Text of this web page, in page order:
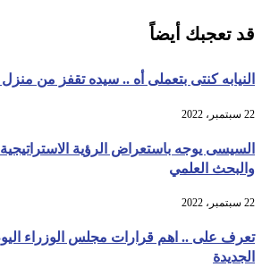
قد تعجبك أيضاً
النيابه كنتى بتعملى أه .. سيده تقفز من
22 سبتمبر، 2022
السيسى يوجه باستعراض الرؤية الاستراتيجية
والبحث العلمي
22 سبتمبر، 2022
تعرف على .. اهم قرارات مجلس الوزراء
الجديدة